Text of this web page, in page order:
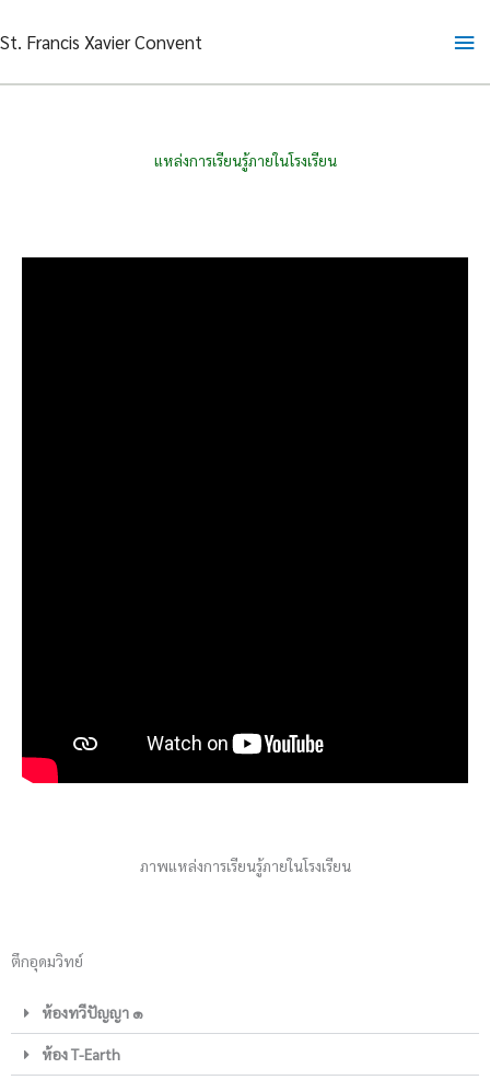
to
St. Francis Xavier Convent
แหล่งการเรียนรู้ภายในโรงเรียน
ภาพแหล่งการเรียนรู้ภายในโรงเรียน
ตึกอุดมวิทย์
ห้องทวีปัญญา ๑
ห้อง T-Earth